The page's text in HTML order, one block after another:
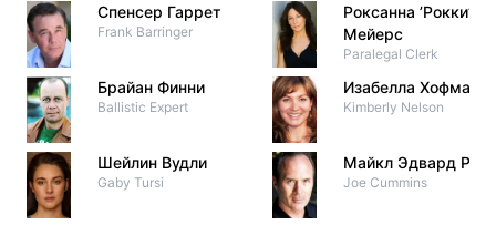
Спенсер Гаррет
Frank Barringer
Брайан Финни
Ballistic Expert
Шейлин Вудли
Gaby Tursi
Роксанна ’Рокки’
Мейерс
Paralegal Clerk
Изабелла Хофманн
Kimberly Nelson
Майкл Эдвард Роуз
Joe Cummins